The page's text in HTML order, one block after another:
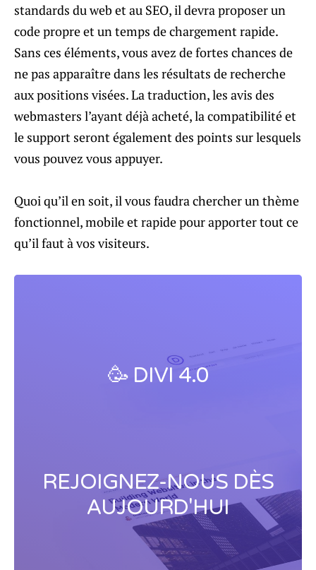
standards du web et au SEO, il devra proposer un
code propre et un temps de chargement rapide.
Sans ces éléments, vous avez de fortes chances de
ne pas apparaître dans les résultats de recherche
aux positions visées. La traduction, les avis des
webmasters l’ayant déjà acheté, la compatibilité et
le support seront également des points sur lesquels
vous pouvez vous appuyer.
Quoi qu’il en soit, il vous faudra chercher un thème
fonctionnel, mobile et rapide pour apporter tout ce
qu’il faut à vos visiteurs.
🥳 DIVI 4.0
REJOIGNEZ-NOUS DÈS
AUJOURD'HUI